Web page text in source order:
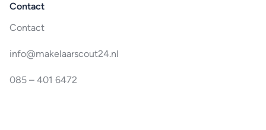
Contact
Contact
info@makelaarscout24.nl
085 – 401 6472